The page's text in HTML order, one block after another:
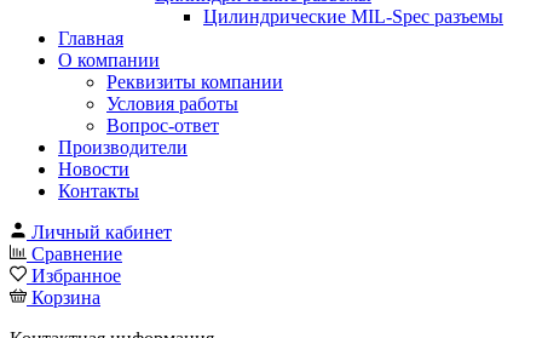
Цилиндрические MIL-Spec разъемы
Главная
О компании
Реквизиты компании
Условия работы
Вопрос-ответ
Производители
Новости
Контакты
Личный кабинет
Сравнение
Избранное
Корзина